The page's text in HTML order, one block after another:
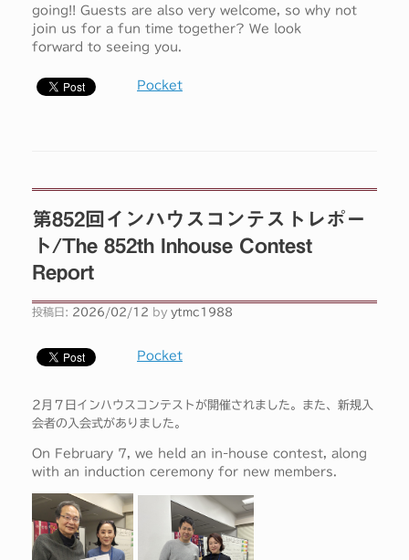
going!! Guests are also very welcome, so why not
join us for a fun time together? We look
forward to seeing you.
Pocket
第852回インハウスコンテストレポー
ト/The 852th Inhouse Contest
Report
投稿日: 2026/02/12 by ytmc1988
Pocket
2月７日インハウスコンテストが開催されました。また、新規入
会者の入会式がありました。
On February 7, we held an in-house contest, along
with an induction ceremony for new members.